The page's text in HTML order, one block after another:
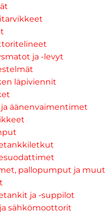
ja -levyt
läpiviennit
äänenvaimentimet
pallopumput ja muut
ja -suppilot
sähkömoottorit